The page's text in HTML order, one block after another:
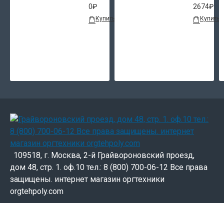
0₽
Купить В сравнение
2674₽
Купить
109518, г. Москва, 2-й Грайвороновский проезд,
дом 48, стр. 1. оф.10 тел.: 8 (800) 700-06-12 Все права
защищены. интернет магазин оргтехники
orgtehpoly.com